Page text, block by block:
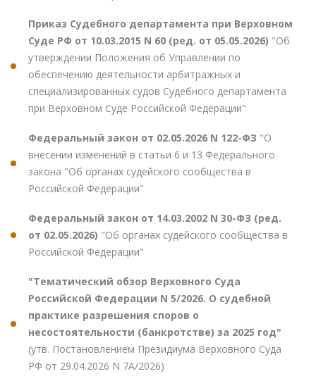
Приказ Судебного департамента при Верховном
Суде РФ от 10.03.2015 N 60 (ред. от 05.05.2026) "Об
утверждении Положения об Управлении по
обеспечению деятельности арбитражных и
специализированных судов Судебного департамента
при Верховном Суде Российской Федерации"
Федеральный закон от 02.05.2026 N 122-ФЗ "О
внесении изменений в статьи 6 и 13 Федерального
закона "Об органах судейского сообщества в
Российской Федерации"
Федеральный закон от 14.03.2002 N 30-ФЗ (ред.
от 02.05.2026) "Об органах судейского сообщества в
Российской Федерации"
"Тематический обзор Верховного Суда
Российской Федерации N 5/2026. О судебной
практике разрешения споров о
несостоятельности (банкротстве) за 2025 год"
(утв. Постановлением Президиума Верховного Суда
РФ от 29.04.2026 N 7А/2026)